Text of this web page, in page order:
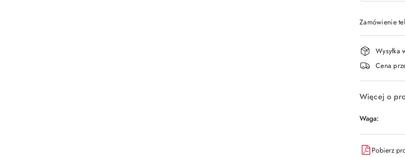
Zamówienie
i
dostawa
Wysyłka
Cena
Więcej o
Waga:
Pobierz